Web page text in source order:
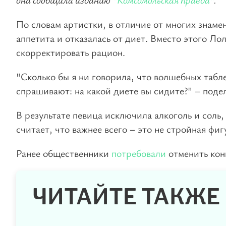
По словам артистки, в отличие от многих
аппетита и отказалась от диет. Вместо этого
скорректировать рацион.
"Сколько бы я ни говорила, что волшебных
спрашивают: на какой диете вы сидите?" –
В результате певица исключила алкоголь и
считает, что важнее всего – это не стройная
Ранее общественники потребовали отменить
ЧИТАЙТЕ ТАКЖЕ